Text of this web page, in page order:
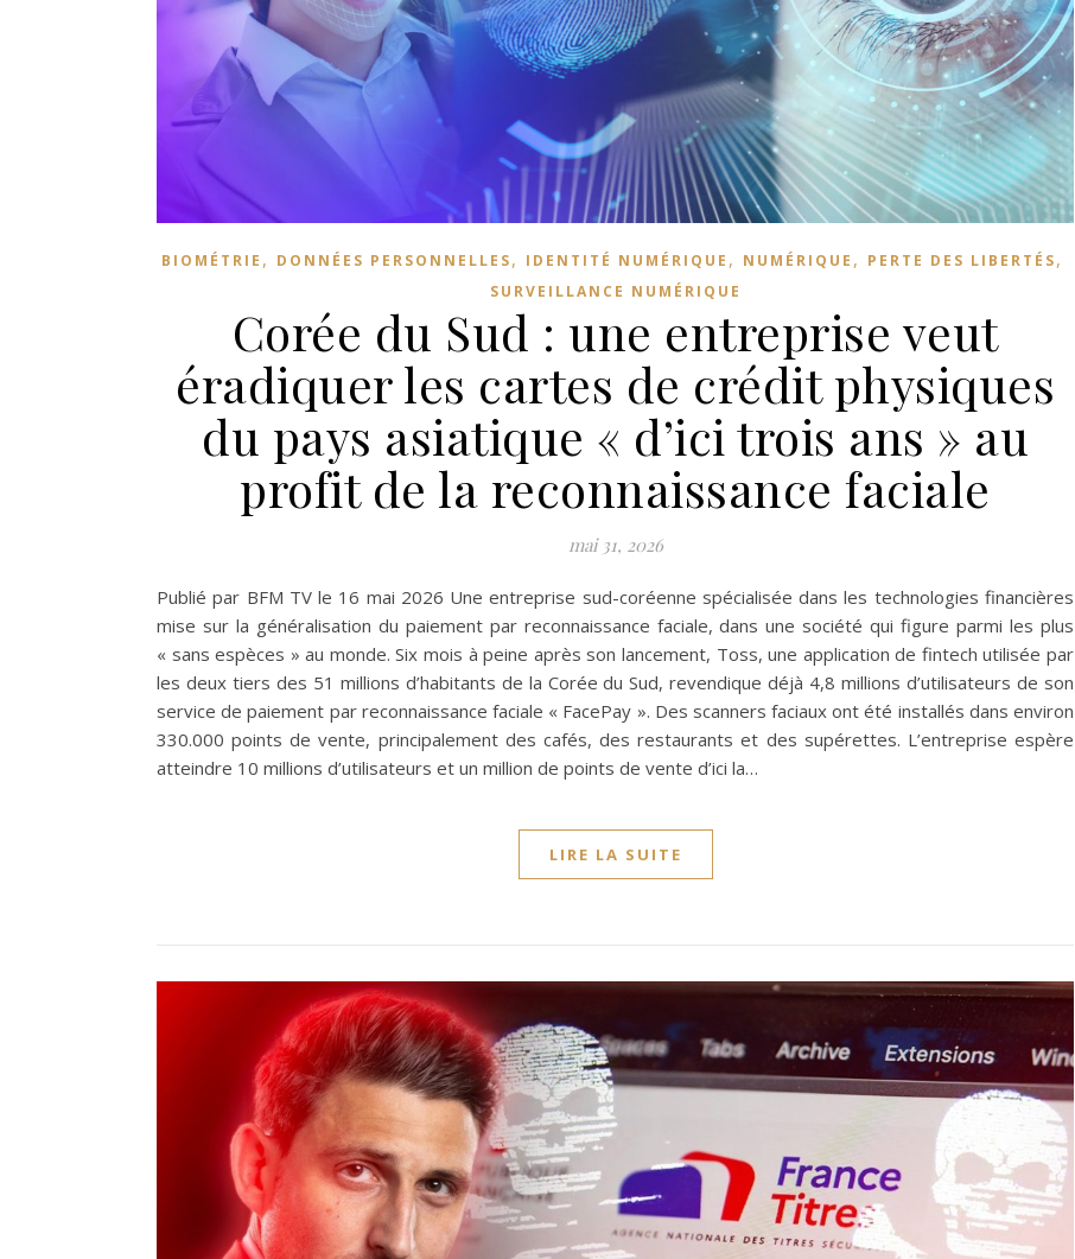
BIOMÉTRIE , DONNÉES PERSONNELLES, IDENTITÉ NUMÉRIQUE , NUMÉRIQUE , PERTE DES LIBERTÉS,
SURVEILLANCE NUMÉRIQUE
Corée du Sud : une entreprise veut
éradiquer les cartes de crédit physiques
du pays asiatique « d’ici trois ans » au
profit de la reconnaissance faciale
mai 31, 2026
Publié par BFM TV le 16 mai 2026 Une entreprise sud-coréenne spécialisée dans les technologies financières
mise sur la généralisation du paiement par reconnaissance faciale, dans une société qui figure parmi les plus
« sans espèces » au monde. Six mois à peine après son lancement, Toss, une application de fintech utilisée par
les deux tiers des 51 millions d’habitants de la Corée du Sud, revendique déjà 4,8 millions d’utilisateurs de son
service de paiement par reconnaissance faciale « FacePay ». Des scanners faciaux ont été installés dans environ
330.000 points de vente, principalement des cafés, des restaurants et des supérettes. L’entreprise espère
atteindre 10 millions d’utilisateurs et un million de points de vente d’ici la…
LIRE LA SUITE